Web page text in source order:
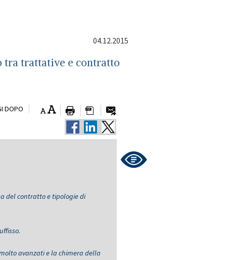
04.12.2015
tra trattative e contratto
DOPO
del contratto e tipologie di
avanzati e la chimera della